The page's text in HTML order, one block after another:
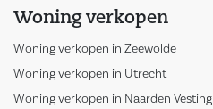
Woning verkopen
Woning verkopen in Zeewolde
Woning verkopen in Utrecht
Woning verkopen in Naarden Vesting